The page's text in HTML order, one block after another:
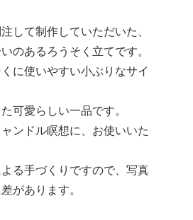
して制作していただいた、
のあるろうそく立てです。
に使いやすい小ぶりなサイ
可愛らしい一品です。
ンドル瞑想に、お使いいた
る手づくりですので、写真
があります。